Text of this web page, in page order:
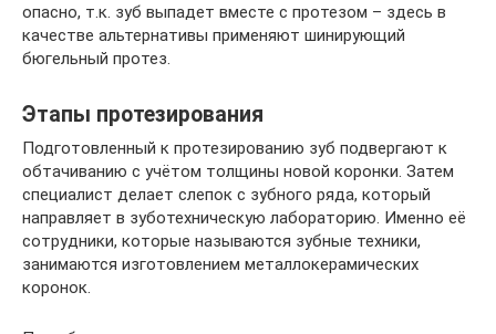
опасно, т.к. зуб выпадет вместе с протезом – здесь в
качестве альтернативы применяют шинирующий
бюгельный протез.
Этапы протезирования
Подготовленный к протезированию зуб подвергают к
обтачиванию с учётом толщины новой коронки. Затем
специалист делает слепок с зубного ряда, который
направляет в зуботехническую лабораторию. Именно её
сотрудники, которые называются зубные техники,
занимаются изготовлением металлокерамических
коронок.